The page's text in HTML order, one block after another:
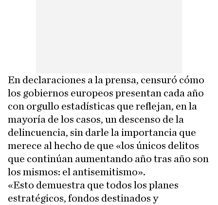
En declaraciones a la prensa, censuró cómo
los gobiernos europeos presentan cada año
con orgullo estadísticas que reflejan, en la
mayoría de los casos, un descenso de la
delincuencia, sin darle la importancia que
merece al hecho de que «los únicos delitos
que continúan aumentando año tras año son
los mismos: el antisemitismo».
«Esto demuestra que todos los planes
estratégicos, fondos destinados y